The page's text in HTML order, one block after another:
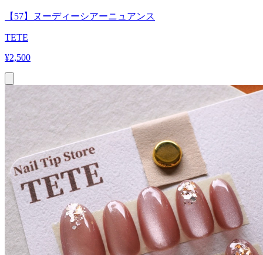
【57】ヌーディーシアーニュアンス
TETE
¥2,500